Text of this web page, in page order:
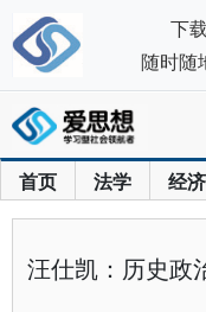
首页 法学 经
汪仕凯：历史政
下
随时随